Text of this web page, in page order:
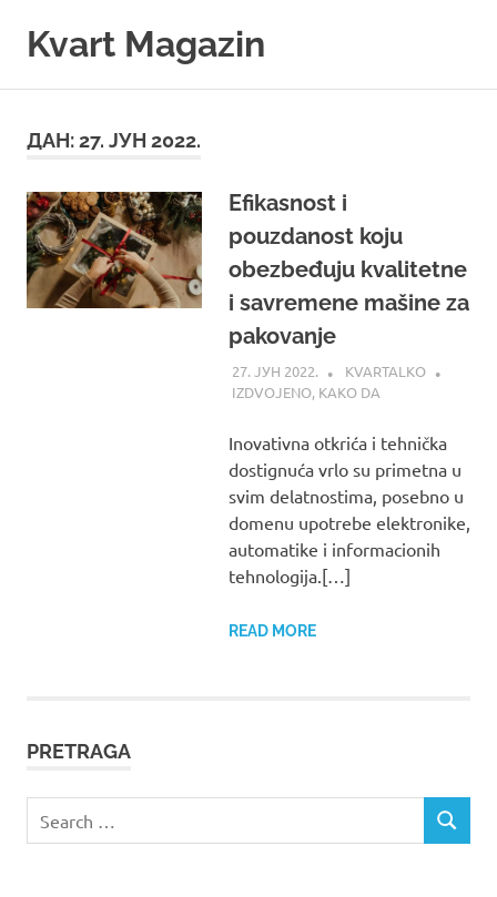
Kvart Magazin
vas!
ДАН:27. ЈУН 2022.
Efikasnost i
pouzdanost koju
obezbeđuju kvalitetne
i savremene mašine za
pakovanje
27. ЈУН 2022.
KVARTALKO
IZDVOJENO, KAKO DA
Inovativna otkrića i tehnička
dostignuća vrlo su primetna u
svim delatnostima, posebno u
domenu upotrebe elektronike,
automatike i informacionih
tehnologija.[…]
READ MORE
PRETRAGA
for:
SEARCH